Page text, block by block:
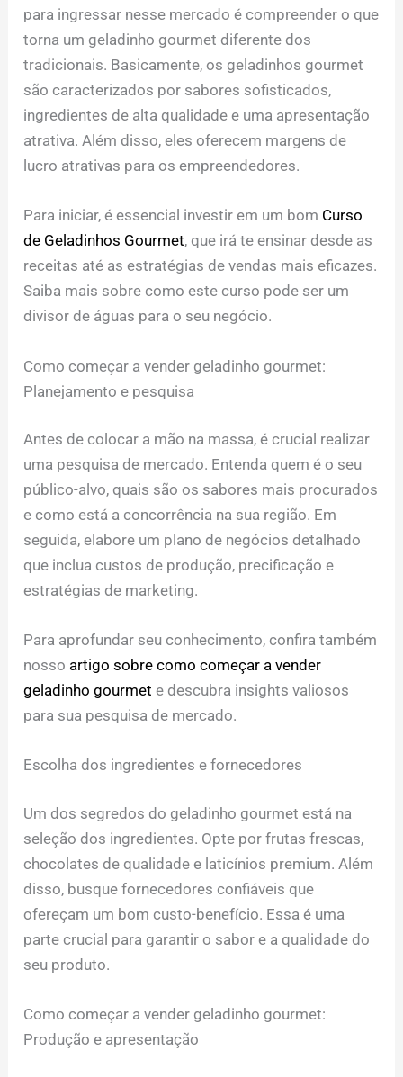
para ingressar nesse mercado é compreender o que
torna um geladinho gourmet diferente dos
tradicionais. Basicamente, os geladinhos gourmet
são caracterizados por sabores sofisticados,
ingredientes de alta qualidade e uma apresentação
atrativa. Além disso, eles oferecem margens de
lucro atrativas para os empreendedores.
Para iniciar, é essencial investir em um bom Curso
de Geladinhos Gourmet, que irá te ensinar desde as
receitas até as estratégias de vendas mais eficazes.
Saiba mais sobre como este curso pode ser um
divisor de águas para o seu negócio.
Como começar a vender geladinho gourmet:
Planejamento e pesquisa
Antes de colocar a mão na massa, é crucial realizar
uma pesquisa de mercado. Entenda quem é o seu
público-alvo, quais são os sabores mais procurados
e como está a concorrência na sua região. Em
seguida, elabore um plano de negócios detalhado
que inclua custos de produção, precificação e
estratégias de marketing.
Para aprofundar seu conhecimento, confira também
nosso artigo sobre como começar a vender
geladinho gourmet e descubra insights valiosos
para sua pesquisa de mercado.
Escolha dos ingredientes e fornecedores
Um dos segredos do geladinho gourmet está na
seleção dos ingredientes. Opte por frutas frescas,
chocolates de qualidade e laticínios premium. Além
disso, busque fornecedores confiáveis que
ofereçam um bom custo-benefício. Essa é uma
parte crucial para garantir o sabor e a qualidade do
seu produto.
Como começar a vender geladinho gourmet:
Produção e apresentação